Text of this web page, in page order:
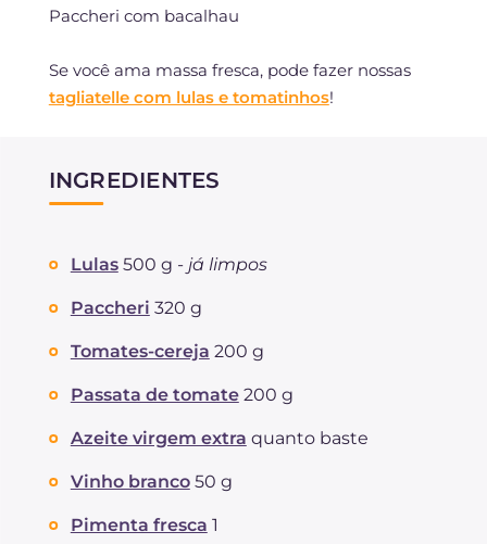
Paccheri com bacalhau
Se você ama massa fresca, pode fazer nossas
tagliatelle com lulas e tomatinhos!
INGREDIENTES
Lulas 500 g - já limpos
Paccheri 320 g
Tomates-cereja 200 g
Passata de tomate 200 g
Azeite virgem extra quanto baste
Vinho branco 50 g
Pimenta fresca 1